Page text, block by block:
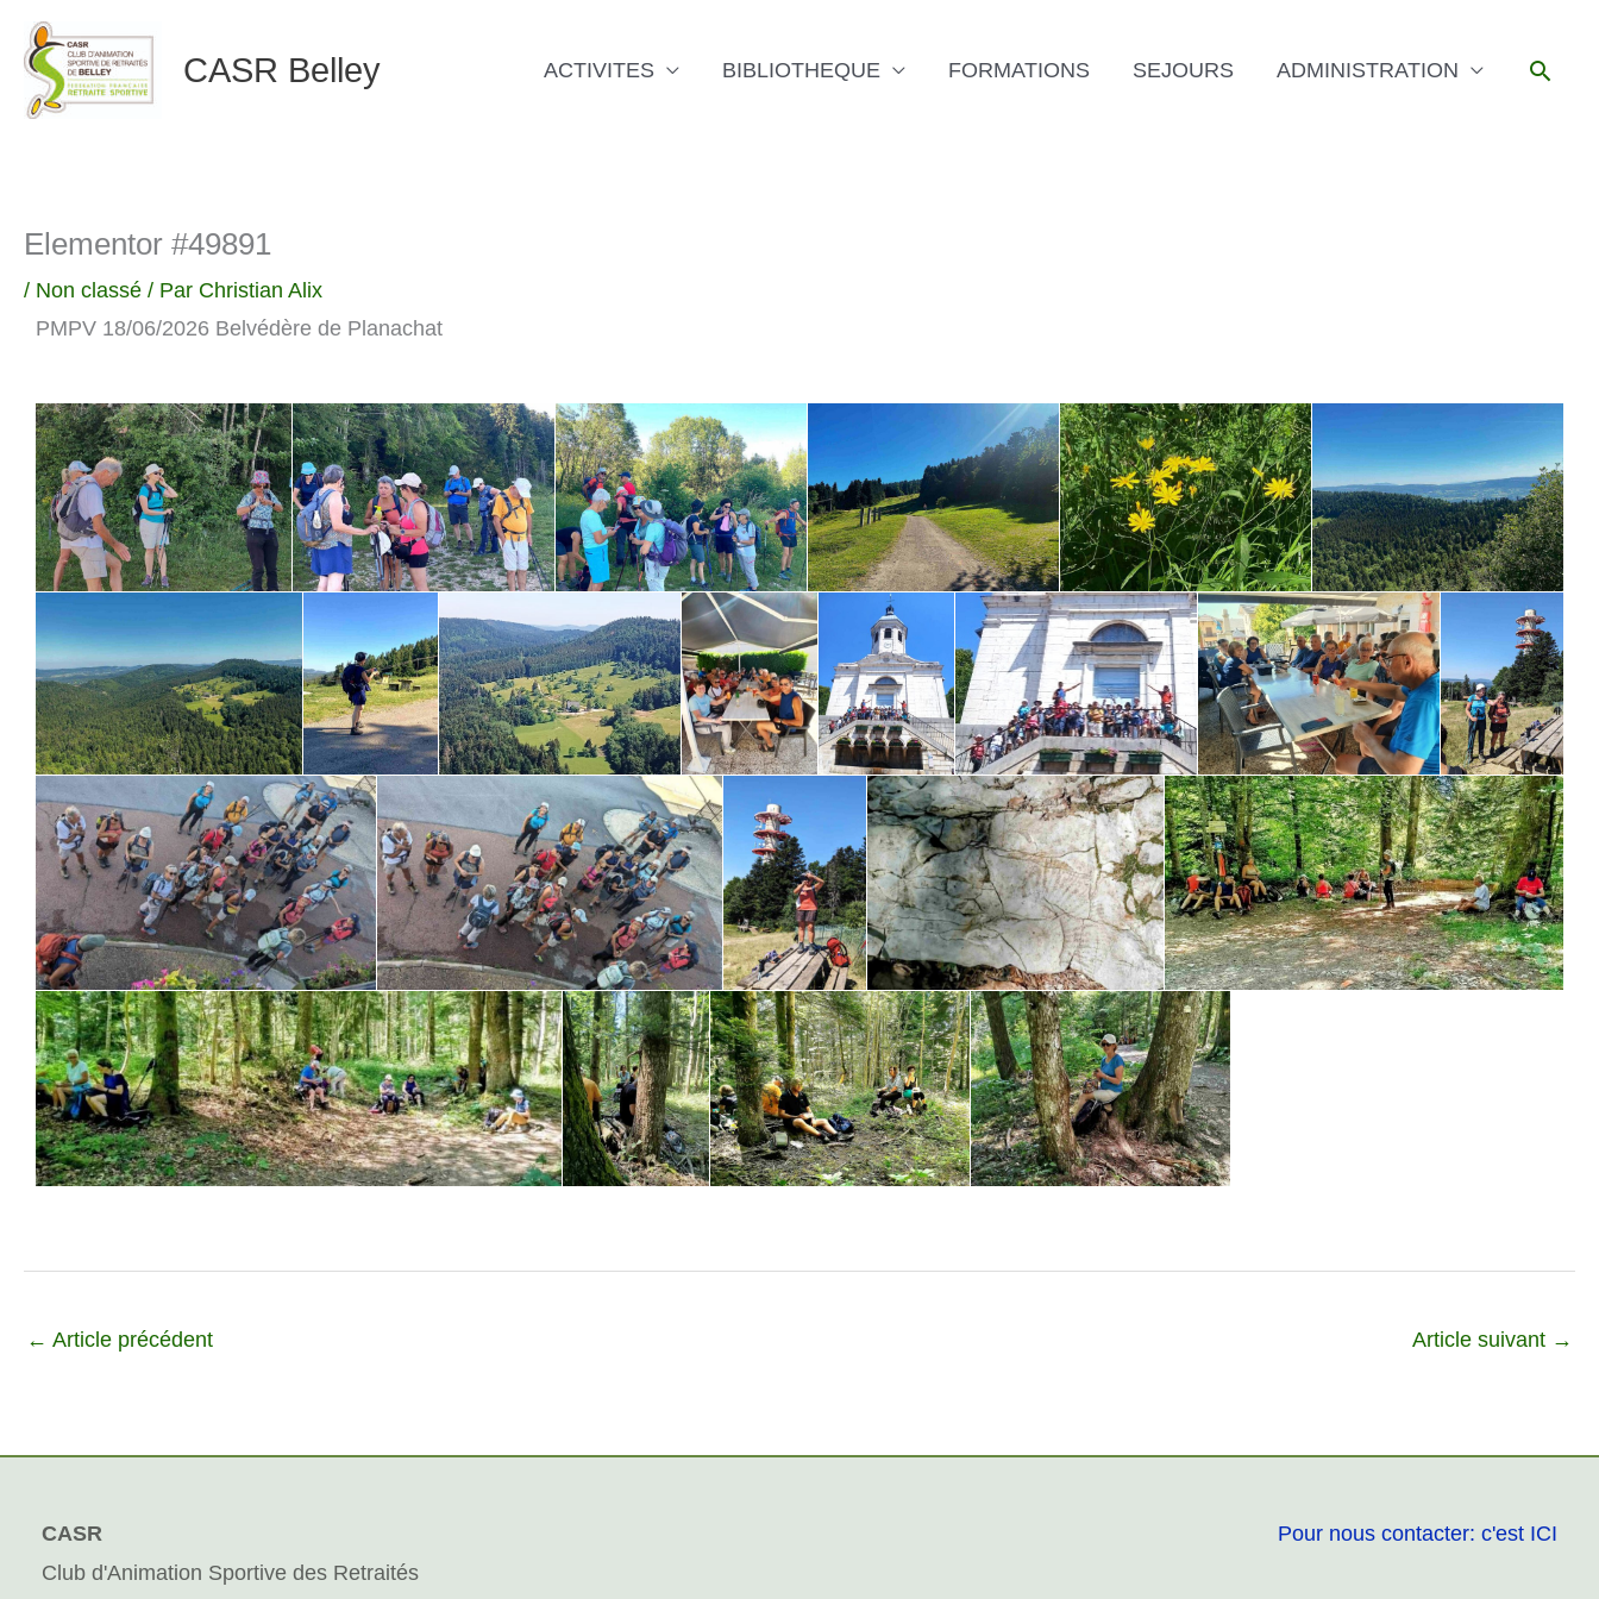
Aller
contenu
CASR Belley ACTIVITES BIBLIOTHEQUE FORMATIONS SEJOURS ADMINISTRATION
Elementor #49891
/ Non classé / Par Christian Alix
PMPV 18/06/2026 Belvédère de Planachat
← Article précédent Article suivant →
CASR
Club d'Animation Sportive des Retraités
Pour nous contacter: c'est ICI